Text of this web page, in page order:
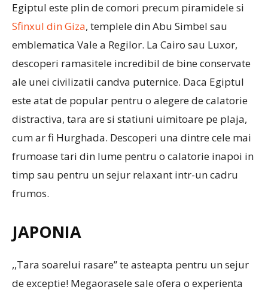
Egiptul este plin de comori precum piramidele si
Sfinxul din Giza, templele din Abu Simbel sau
emblematica Vale a Regilor. La Cairo sau Luxor,
descoperi ramasitele incredibil de bine conservate
ale unei civilizatii candva puternice. Daca Egiptul
este atat de popular pentru o alegere de calatorie
distractiva, tara are si statiuni uimitoare pe plaja,
cum ar fi Hurghada. Descoperi una dintre cele mai
frumoase tari din lume pentru o calatorie inapoi in
timp sau pentru un sejur relaxant intr-un cadru
frumos.
JAPONIA
,,Tara soarelui rasare” te asteapta pentru un sejur
de exceptie! Megaorasele sale ofera o experienta